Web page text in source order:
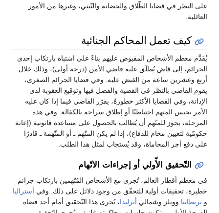
على النظر في قضايا الطّلاق والحضانة والتّبني، وغيرها من الأمور
العائلية.
كيف تعمل المحاكم الجنائية
يُقَدَّم معظم الأشخاص المقبوض عليهم بناءً على اشتباه بارتكاب إحدى
الجرائم، إلى قاض يُطلَق عليه قاضي الأمن (درجة أولى)، وذلك خلال
أربع وعشرين ساعة من القبض عليه. وفي قضايا الجرائم الصغرى،
يقوم القاضي بالنظر في القضية والفصل فيها وتوقيع العقوبة لدى
الإدانة، وفي القضايا الأكثر خطورةً، يقرّر القاضي فيما إذا كان عليه
الأمر بحبس المتهم احتياطيًا أو إطلاق سراحه بالكفالة. وفي هذه
المرحلة، يجوز للمتّهم أن يُطالب بالحصول على مساعدة قانونية (إعانة
حكومّية لتعيين محام للدفاع)، إذا لم يكن المتّهم ـ أو المتّهمة ـ قادرًا
على دفع أجر المحاماة، وقد يُستجاب لمثل هذا الطلب.
التّحقيق الأّولي أو إجراءات الاتّهام
في معظم أقطار العالم، تُجرى مع الأشخاص المُتّهمين بارتكاب جرائم
خطيرة، تحقيقات أولية للتحقّق من وجود دلائل على ذلك. وفي أستراليا
و بريطانيا وويلز وشمالي أيرلندا، يُجرى هذا التّحقيق أمام أحد قضاة